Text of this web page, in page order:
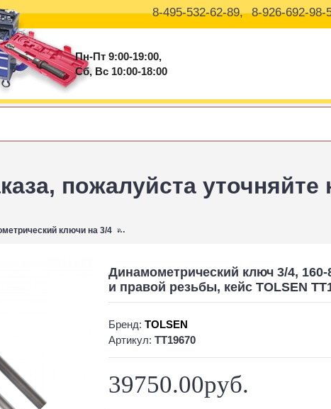
8-495-532-62-89, 8-926-692-98-
Пн-Пт 9:00-19:00,
Сб, Вс 10:00-18:00
пожалуйста уточняйте
ключи на 3/4
Динамометрический ключ 3/4,
и правой резьбы, кейс TOLSEN
Бренд: TOLSEN
Артикул: TT19670
39750.00руб.